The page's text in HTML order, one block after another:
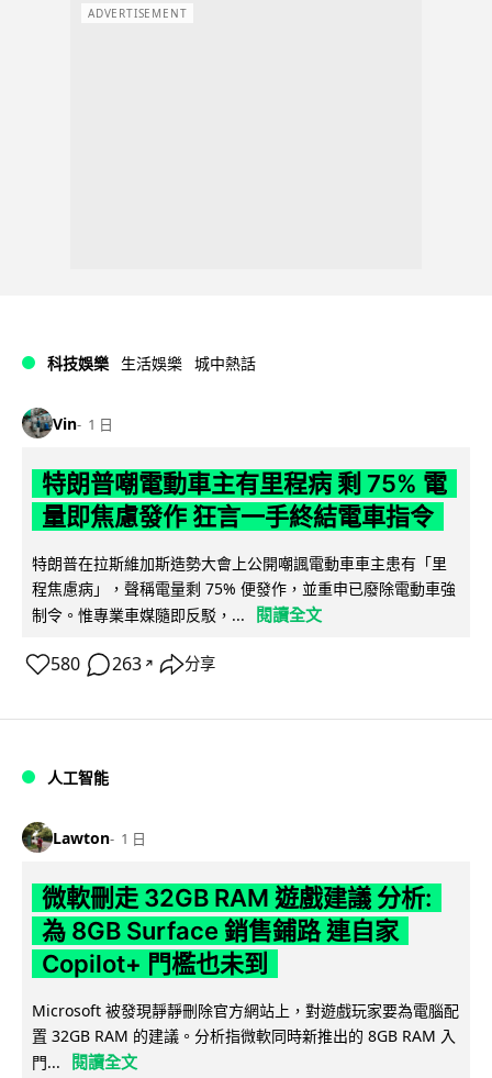
ADVERTISEMENT
科技娛樂 生活娛樂 城中熱話
Vin 1 日
特朗普嘲電動車主有里程病 剩 75% 電
量即焦慮發作 狂言一手終結電車指令
特朗普在拉斯維加斯造勢大會上公開嘲諷電動車車主患有「里
程焦慮病」，聲稱電量剩 75% 便發作，並重申已廢除電動車強
制令。惟專業車媒隨即反駁，...
閱讀全文
580 263 ↗ 分享
人工智能
Lawton 1 日
微軟刪走 32GB RAM 遊戲建議 分析:
為 8GB Surface 銷售鋪路 連自家
Copilot+ 門檻也未到
Microsoft 被發現靜靜刪除官方網站上，對遊戲玩家要為電腦配
置 32GB RAM 的建議。分析指微軟同時新推出的 8GB RAM 入
門...
閱讀全文